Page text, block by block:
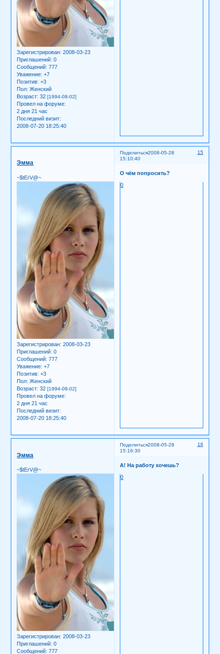
Зарегистрирован: 2008-03-23
Приглашений: 0
Сообщений: 777
Уважение: +7
Позитив: +3
Пол: Женский
Возраст: 32[1994-08-02]
Провел на форуме:
2 дня 21 час
Последний визит:
2008-07-20 18:25:40
Поделиться 15
2008-05-28
15:10:40
Эмма
~$tErV@~
Зарегистрирован: 2008-03-23
Приглашений: 0
Сообщений: 777
Уважение: +7
Позитив: +3
Пол: Женский
Возраст: 32[1994-08-02]
Провел на форуме:
2 дня 21 час
Последний визит:
2008-07-20 18:25:40
О чём попросить?
0
Поделиться 16
2008-05-28
15:16:30
Эмма
~$tErV@~
Зарегистрирован: 2008-03-23
Приглашений: 0
Сообщений: 777
А! На работу хочешь?
0